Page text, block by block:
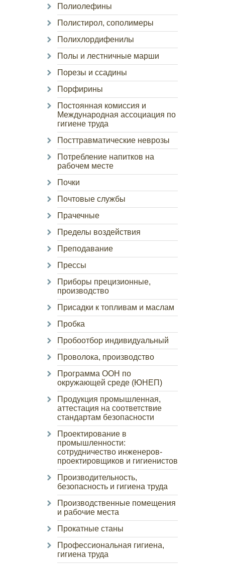
Полиолефины
Полистирол, сополимеры
Полихлордифенилы
Полы и лестничные марши
Порезы и ссадины
Порфирины
Постоянная комиссия и
Международная ассоциация по
гигиене труда
Посттравматические неврозы
Потребление напитков на
рабочем месте
Почки
Почтовые службы
Прачечные
Пределы воздействия
Преподавание
Прессы
Приборы прецизионные,
производство
Присадки к топливам и маслам
Пробка
Пробоотбор индивидуальный
Проволока, производство
Программа ООН по
окружающей среде (ЮНЕП)
Продукция промышленная,
аттестация на соответствие
стандартам безопасности
Проектирование в
промышленности:
сотрудничество инженеров-
проектировщиков и гигиенистов
Производительность,
безопасность и гигиена труда
Производственные помещения
и рабочие места
Прокатные станы
Профессиональная гигиена,
гигиена труда